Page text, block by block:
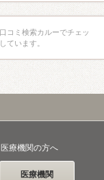
コミ検索カルーでチェッ
ています。
医療機関の方へ
医療機関